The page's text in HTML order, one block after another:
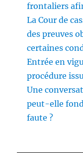
frontaliers
La Cour de
des preuves
certaines
Entrée en
procédure
Une
peut-elle
faute ?